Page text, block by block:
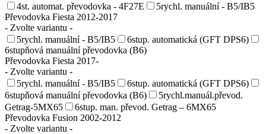
4st. automat. převodovka - 4F27E
5rychl. manuální - B5/IB5
Převodovka Fiesta 2012-2017
- Zvolte variantu -
5rychl. manuální - B5/IB5
6stup. automatická (GFT DPS6)
6stupňová manuální převodovka (B6)
Převodovka Fiesta 2017-
- Zvolte variantu -
5rychl. manuální - B5/IB5
6stup. automatická (GFT DPS6)
6stupňová manuální převodovka (B6)
5rychl.manuál.převod.
Getrag-5MX65
6stup. man. převod. Getrag – 6MX65
Převodovka Fusion 2002-2012
- Zvolte variantu -